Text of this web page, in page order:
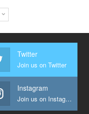
Twitter
Join us on Twitter
Instagram
Join us on Instagram